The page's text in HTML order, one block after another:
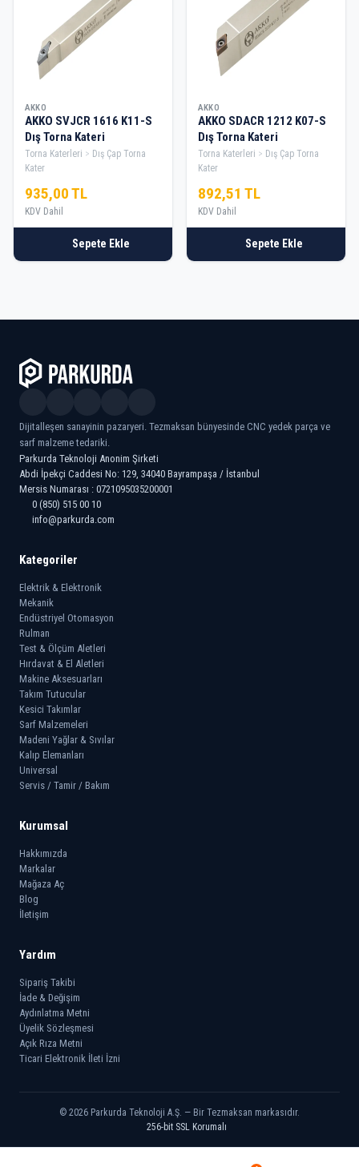
AKKO
AKKO SVJCR 1616 K11-S
Dış Torna Kateri
Torna Katerleri
Dış Çap Torna
Kater
935,00 TL
KDV Dahil
Sepete Ekle
AKKO
AKKO SDACR 1212 K07-S
Dış Torna Kateri
Torna Katerleri
Dış Çap Torna
Kater
892,51 TL
KDV Dahil
Sepete Ekle
Dijitalleşen sanayinin pazaryeri. Tezmaksan bünyesinde CNC yedek parça ve
sarf malzeme tedariki.
Parkurda Teknoloji Anonim Şirketi
Abdi İpekçi Caddesi No: 129, 34040 Bayrampaşa / İstanbul
Mersis Numarası : 0721095035200001
0 (850) 515 00 10
info@parkurda.com
Kategoriler
Elektrik & Elektronik
Mekanik
Endüstriyel Otomasyon
Rulman
Test & Ölçüm Aletleri
Hırdavat & El Aletleri
Makine Aksesuarları
Takım Tutucular
Kesici Takımlar
Sarf Malzemeleri
Madeni Yağlar & Sıvılar
Kalıp Elemanları
Universal
Servis / Tamir / Bakım
Kurumsal
Hakkımızda
Markalar
Mağaza Aç
Blog
İletişim
Yardım
Sipariş Takibi
İade & Değişim
Aydınlatma Metni
Üyelik Sözleşmesi
Açık Rıza Metni
Ticari Elektronik İleti İzni
© 2026 Parkurda Teknoloji A.Ş. — Bir Tezmaksan markasıdır.
256-bit SSL Korumalı